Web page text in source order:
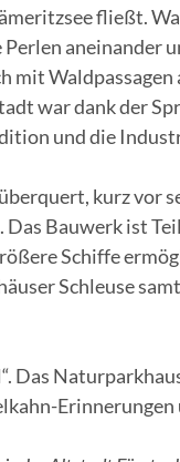
fließt.
aneinander
mit
war dank der
und die
kurz vor
Bauwerk ist
Schiffe
Schleuse
Das
Erinnerungen